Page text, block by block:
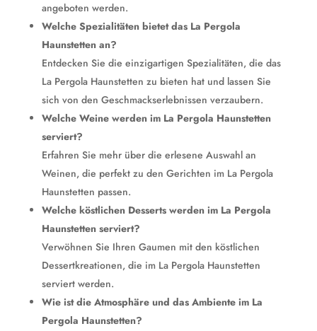
angeboten werden.
Welche Spezialitäten bietet das La Pergola
Haunstetten an?
Entdecken Sie die einzigartigen Spezialitäten, die das
La Pergola Haunstetten zu bieten hat und lassen Sie
sich von den Geschmackserlebnissen verzaubern.
Welche Weine werden im La Pergola Haunstetten
serviert?
Erfahren Sie mehr über die erlesene Auswahl an
Weinen, die perfekt zu den Gerichten im La Pergola
Haunstetten passen.
Welche köstlichen Desserts werden im La Pergola
Haunstetten serviert?
Verwöhnen Sie Ihren Gaumen mit den köstlichen
Dessertkreationen, die im La Pergola Haunstetten
serviert werden.
Wie ist die Atmosphäre und das Ambiente im La
Pergola Haunstetten?